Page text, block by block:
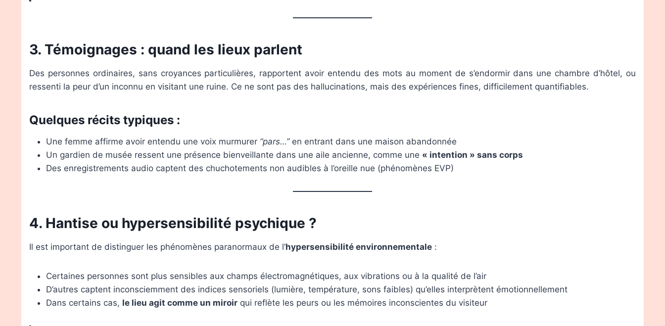
3. Témoignages : quand les lieux parlent
Des personnes ordinaires, sans croyances particulières, rapportent avoir entendu des mots au moment de s’endormir dans une chambre d’hôtel, ou
ressenti la peur d’un inconnu en visitant une ruine. Ce ne sont pas des hallucinations, mais des expériences fines, difficilement quantifiables.
Quelques récits typiques :
Une femme affirme avoir entendu une voix murmurer “pars…”en entrant dans une maison abandonnée
Un gardien de musée ressent une présence bienveillante dans une aile ancienne, comme une « intention » sans corps
Des enregistrements audio captent des chuchotements non audibles à l’oreille nue (phénomènes EVP)
4. Hantise ou hypersensibilité psychique ?
Il est important de distinguer les phénomènes paranormaux de l’hypersensibilité environnementale :
Certaines personnes sont plus sensibles aux champs électromagnétiques, aux vibrations ou à la qualité de l’air
D’autres captent inconsciemment des indices sensoriels (lumière, température, sons faibles) qu’elles interprètent émotionnellement
Dans certains cas, le lieu agit comme un miroir qui reflète les peurs ou les mémoires inconscientes du visiteur